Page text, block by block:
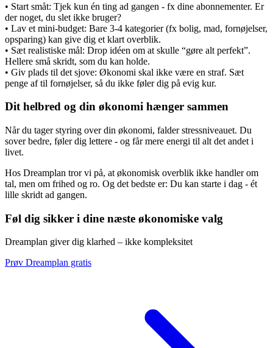
• Start småt: Tjek kun én ting ad gangen - fx dine abonnementer. Er
der noget, du slet ikke bruger?
• Lav et mini-budget: Bare 3-4 kategorier (fx bolig, mad, fornøjelser,
opsparing) kan give dig et klart overblik.
• Sæt realistiske mål: Drop idéen om at skulle “gøre alt perfekt”.
Hellere små skridt, som du kan holde.
• Giv plads til det sjove: Økonomi skal ikke være en straf. Sæt
penge af til fornøjelser, så du ikke føler dig på evig kur.
Dit helbred og din økonomi hænger sammen
Når du tager styring over din økonomi, falder stressniveauet. Du
sover bedre, føler dig lettere - og får mere energi til alt det andet i
livet.
Hos Dreamplan tror vi på, at økonomisk overblik ikke handler om
tal, men om frihed og ro. Og det bedste er: Du kan starte i dag - ét
lille skridt ad gangen.
Føl dig sikker i dine næste økonomiske valg
Dreamplan giver dig klarhed – ikke kompleksitet
Prøv Dreamplan gratis